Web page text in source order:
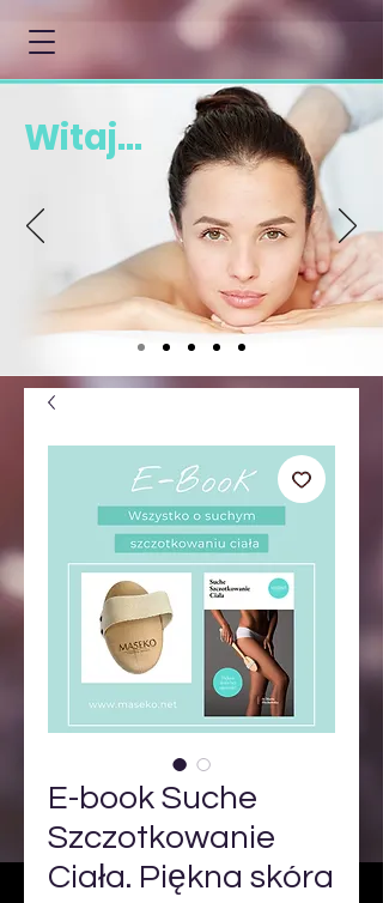
Witaj...
E-book Suche
Szczotkowanie
Ciała. Piękna skóra